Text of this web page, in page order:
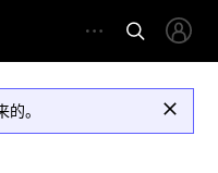
。